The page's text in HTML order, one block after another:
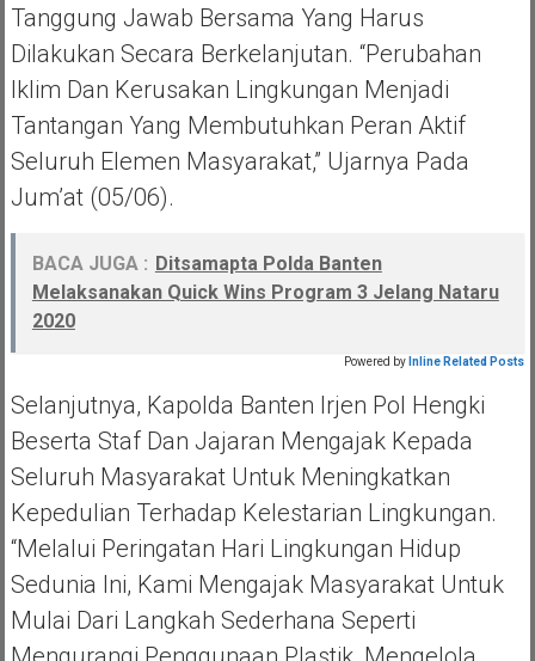
Tanggung Jawab Bersama Yang Harus
Dilakukan Secara Berkelanjutan. “Perubahan
Iklim Dan Kerusakan Lingkungan Menjadi
Tantangan Yang Membutuhkan Peran Aktif
Seluruh Elemen Masyarakat,” Ujarnya Pada
Jum’at (05/06).
BACA JUGA : Ditsamapta Polda Banten
Melaksanakan Quick Wins Program 3 Jelang Nataru
2020
Powered by Inline Related Posts
Selanjutnya, Kapolda Banten Irjen Pol Hengki
Beserta Staf Dan Jajaran Mengajak Kepada
Seluruh Masyarakat Untuk Meningkatkan
Kepedulian Terhadap Kelestarian Lingkungan.
“Melalui Peringatan Hari Lingkungan Hidup
Sedunia Ini, Kami Mengajak Masyarakat Untuk
Mulai Dari Langkah Sederhana Seperti